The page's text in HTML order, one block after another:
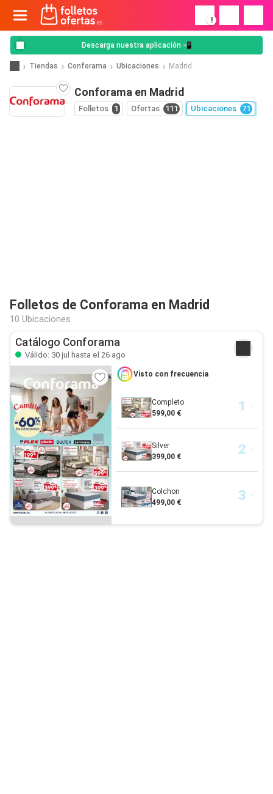
!
Descarga nuestra aplicación 📲
Tiendas Conforama Ubicaciones Madrid
Conforama en Madrid
Folletos 1 Ofertas 111 Ubicaciones 71
Folletos de Conforama en Madrid
10 Ubicaciones
Catálogo Conforama
Válido: 30 jul hasta el 26 ago
Visto con frecuencia
Completo
599,00 €
Silver
399,00 €
Colchon
499,00 €